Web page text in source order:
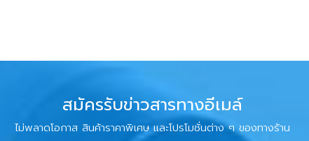
สมัครรับข่าวสารทางอีเมล์
ไม่พลาดโอกาส สินค้าราคาพิเศษ และโปรโมชั่นต่าง ๆ ของทางร้าน